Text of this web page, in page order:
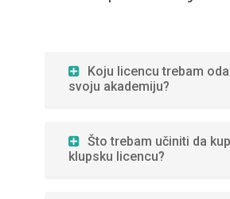
Koju licencu trebam
svoju akademiju?
Što trebam učiniti da
klupsku licencu?